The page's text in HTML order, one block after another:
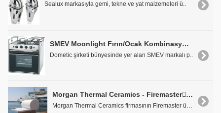
Sealux markasıyla gemi, tekne ve yat malzemeleri ü..
SMEV Moonlight Fırın/Ocak Kombinasyonu
Dometic şirketi bünyesinde yer alan SMEV markalı p..
Morgan Thermal Ceramics - Firemaster Hafif Yapısal Yangın, Isı, Ses İzolasyonu
Morgan Thermal Ceramics firmasının Firemaster ürün..